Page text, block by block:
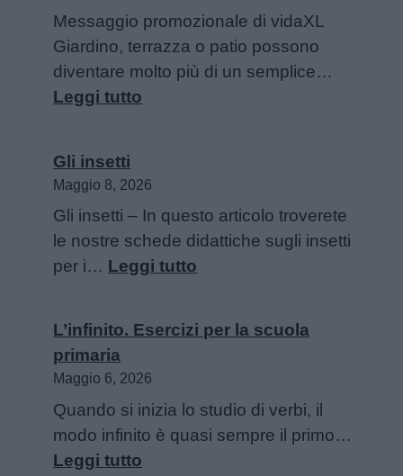
Messaggio promozionale di vidaXL
Giardino, terrazza o patio possono
diventare molto più di un semplice…
Leggi tutto
esterno:
Idee
per
meglio
Gli insetti
Maggio 8, 2026
Gli insetti – In questo articolo troverete
le nostre schede didattiche sugli insetti
per i… Leggi tutto
L’infinito. Esercizi per la scuola
primaria
Maggio 6, 2026
Quando si inizia lo studio di verbi, il
modo infinito è quasi sempre il primo…
Leggi tutto